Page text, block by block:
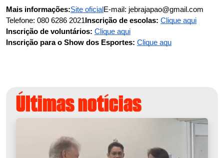
Mais informações:Site oficial E-mail: jebrajapao@gmail.com
Telefone: 080 6286 2021 Inscrição de escolas: Clique aqui
Inscrição de voluntários: Clique aqui
Inscrição para o Show dos Esportes: Clique aqu
Últimas notícias